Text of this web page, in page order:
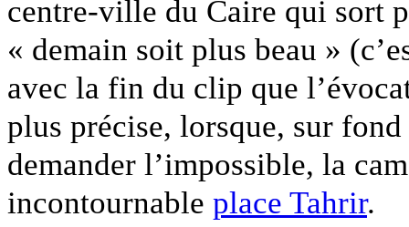
centre-ville du Caire qui sort
« demain soit plus beau »
avec la fin du clip que
plus précise, lorsque, sur
demander l’impossible, la
incontournable place Tahrir.